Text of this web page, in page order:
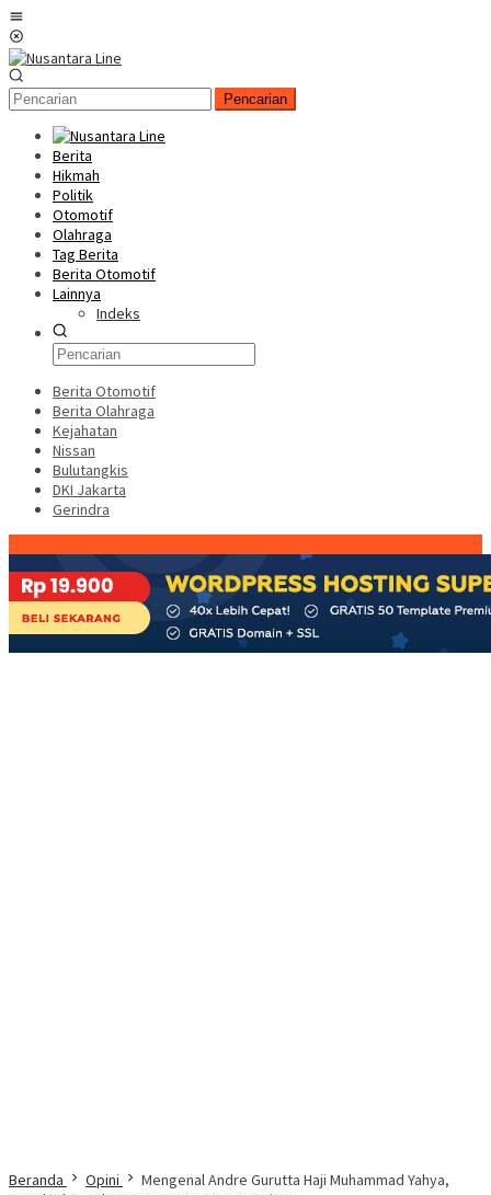
Loncat
ke
konten
Pencarian
Berita
Hikmah
Politik
Otomotif
Olahraga
Tag Berita
Berita Otomotif
Lainnya
Indeks
Berita Otomotif
Berita Olahraga
Kejahatan
Nissan
Bulutangkis
DKI Jakarta
Gerindra
Beranda Opini
Mengenal Andre Gurutta Haji Muhammad Yahya,